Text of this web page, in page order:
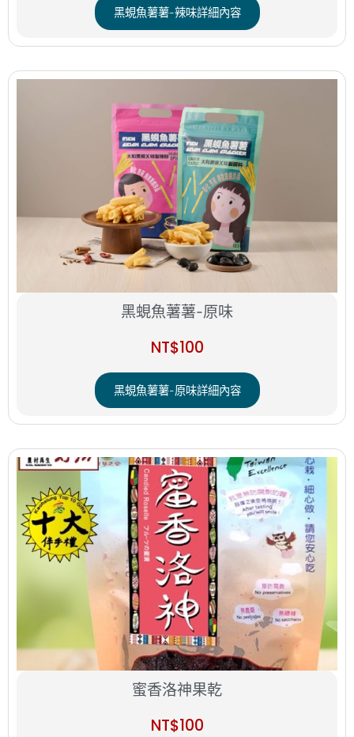
黑蜆魚薯薯-辣味詳細內容
黑蜆魚薯薯-原味
NT$100
黑蜆魚薯薯-原味詳細內容
蜜香洛神果乾
NT$100